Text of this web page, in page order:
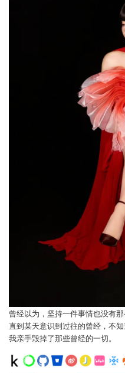
曾经以为，坚持一件事情也没有那
直到某天意识到过往的曾经，不
我亲手毁掉了那些曾经的一切。